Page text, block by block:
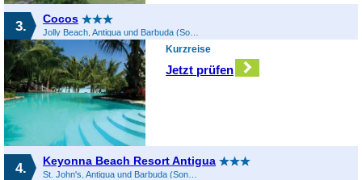
3. Cocos
Jolly Beach, Antigua und Barbuda (Sonstiges), Antigua und Barbuda
Kurzreise
Jetzt prüfen
4. Keyonna Beach Resort Antigua
St. John's, Antigua und Barbuda (Sonstiges), Antigua und Barbuda